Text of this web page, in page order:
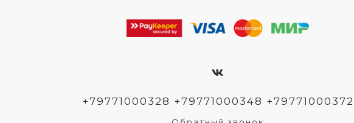
+79771000328 +79771000348 +79771000372